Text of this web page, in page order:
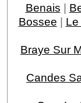
Benais |
Bossee |
Braye Sur
Candes